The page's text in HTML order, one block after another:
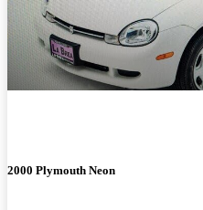
2000 Plymouth Neon